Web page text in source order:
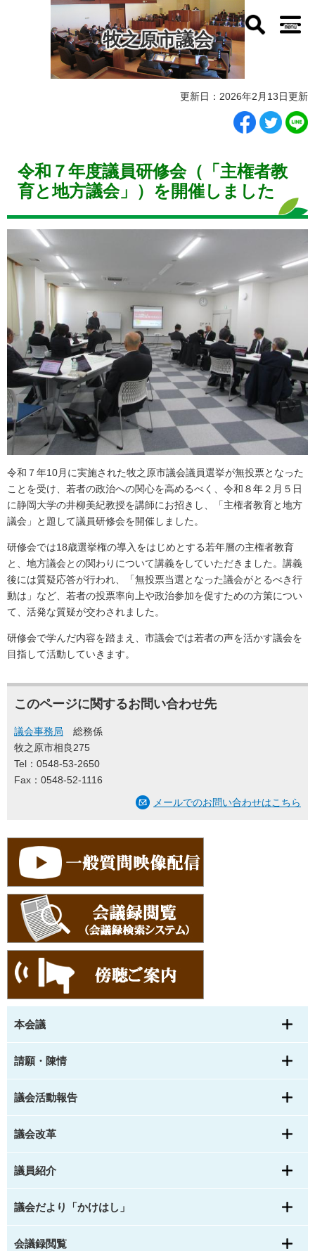
牧之原市議会
更新日：2026年2月13日更新
令和７年度議員研修会（「主権者教
育と地方議会」）を開催しました
令和７年10月に実施された牧之原市議会議員選挙が無投票となった
ことを受け、若者の政治への関心を高めるべく、令和８年２月５日
に静岡大学の井柳美紀教授を講師にお招きし、「主権者教育と地方
議会」と題して議員研修会を開催しました。
研修会では18歳選挙権の導入をはじめとする若年層の主権者教育
と、地方議会との関わりについて講義をしていただきました。講義
後には質疑応答が行われ、「無投票当選となった議会がとるべき行
動は」など、若者の投票率向上や政治参加を促すための方策につい
て、活発な質疑が交わされました。
研修会で学んだ内容を踏まえ、市議会では若者の声を活かす議会を
目指して活動していきます。
このページに関するお問い合わせ先
議会事務局
総務係
牧之原市相良275
Tel：0548-53-2650
Fax：0548-52-1116
メールでのお問い合わせはこちら
本会議
請願・陳情
議会活動報告
議会改革
議員紹介
議会だより「かけはし」
会議録閲覧